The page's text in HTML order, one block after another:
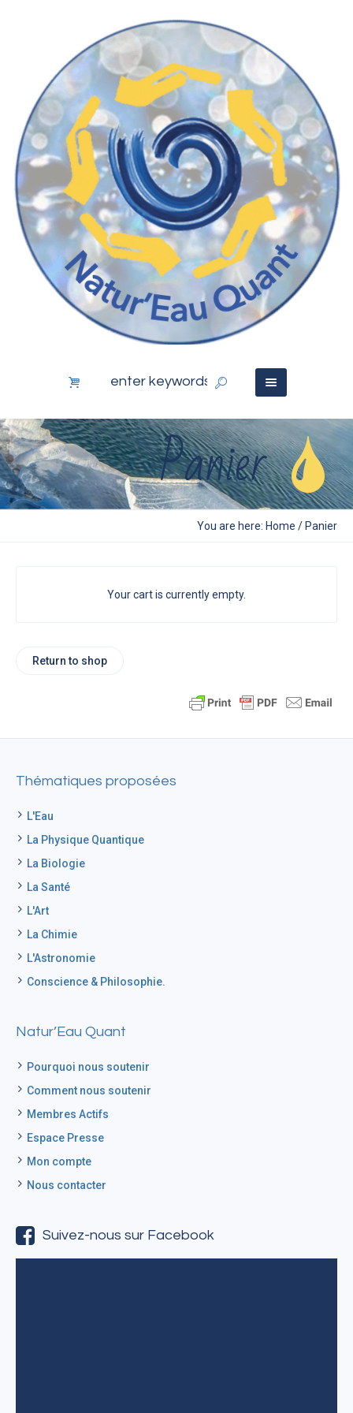
Panier
You are here: Home /Panier
Your cart is currently empty.
Return to shop
Thématiques proposées
L'Eau
La Physique Quantique
La Biologie
La Santé
L'Art
La Chimie
L'Astronomie
Conscience & Philosophie.
Natur’Eau Quant
Pourquoi nous soutenir
Comment nous soutenir
Membres Actifs
Espace Presse
Mon compte
Nous contacter
Suivez-nous sur Facebook